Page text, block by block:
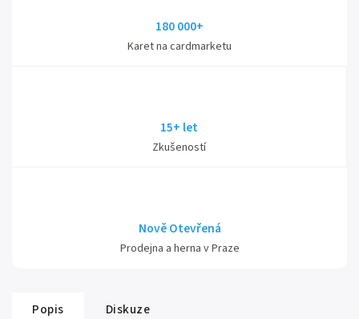
180 000+
Karet na cardmarketu
15+ let
Zkušeností
Nově Otevřená
Prodejna a herna v Praze
Popis Diskuze